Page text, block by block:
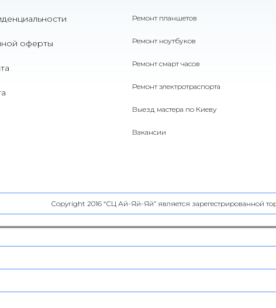
оферты
Ремонт планшетов
Ремонт ноутбуков
Ремонт смарт часов
Ремонт электротраспорта
Выезд мастера по Киеву
Вакансии
Copyright 2016 “СЦ Ай-Яй-Яй” является зарегестрированной